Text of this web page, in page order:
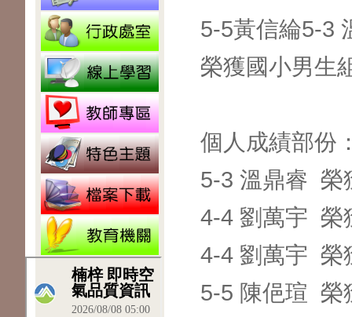
5-5黃信綸5-3
榮獲國小男生
個人成績部份
5-3 溫鼎睿 榮
4-4 劉萬宇 榮
4-4 劉萬宇 榮
5-5 陳俋瑄 榮